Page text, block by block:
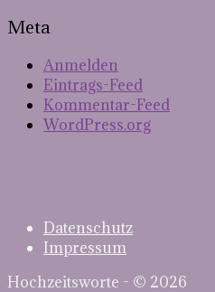
Meta
Anmelden
Eintrags-Feed
Kommentar-Feed
WordPress.org
Datenschutz
Impressum
Hochzeitsworte - © 2026